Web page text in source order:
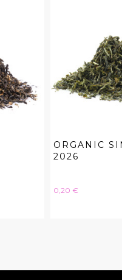
ORGANIC
2026
Hinta
0,20 €